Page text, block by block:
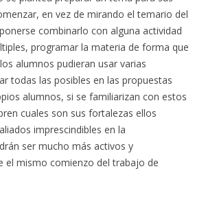
en vez de mirando el temario del
combinarlo con alguna actividad
programar la materia de forma que
alumnos pudieran usar varias
todas las posibles en las propuestas
alumnos, si se familiarizan con estos
cuales son sus fortalezas ellos
imprescindibles en la
ser mucho más activos y
el mismo comienzo del trabajo de